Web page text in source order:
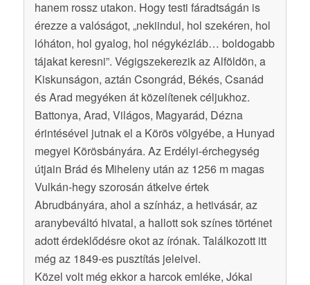
hanem rossz utakon. Hogy testi fáradtságán is
érezze a valóságot, „nekiindul, hol szekéren, hol
lóháton, hol gyalog, hol négykézláb… boldogabb
tájakat keresni”. Végigszekerezik az Alföldön, a
Kiskunságon, aztán Csongrád, Békés, Csanád
és Arad megyéken át közelítenek céljukhoz.
Battonya, Arad, Világos, Magyarád, Dézna
érintésével jutnak el a Körös völgyébe, a Hunyad
megyei Körösbányára. Az Erdélyi-érchegység
útjain Brád és Miheleny után az 1256 m magas
Vulkán-hegy szorosán átkelve értek
Abrudbányára, ahol a színház, a hetivásár, az
aranybeváltó hivatal, a hallott sok színes történet
adott érdeklődésre okot az írónak. Találkozott itt
még az 1849-es pusztítás jeleivel.
Közel volt még ekkor a harcok emléke, Jókai